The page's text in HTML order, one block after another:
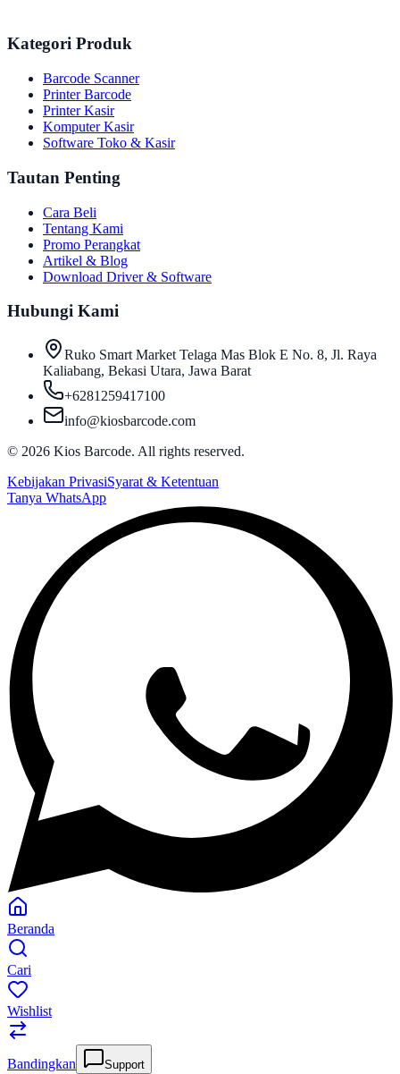
Kategori Produk
Barcode Scanner
Printer Barcode
Printer Kasir
Komputer Kasir
Software Toko & Kasir
Tautan Penting
Cara Beli
Tentang Kami
Promo Perangkat
Artikel & Blog
Download Driver & Software
Hubungi Kami
Ruko Smart Market Telaga Mas Blok E No. 8, Jl. Raya
Kaliabang, Bekasi Utara, Jawa Barat
+6281259417100
info@kiosbarcode.com
© 2026 Kios Barcode. All rights reserved.
Kebijakan PrivasiSyarat & Ketentuan
Tanya WhatsApp
Beranda
Cari
Wishlist
Bandingkan Support